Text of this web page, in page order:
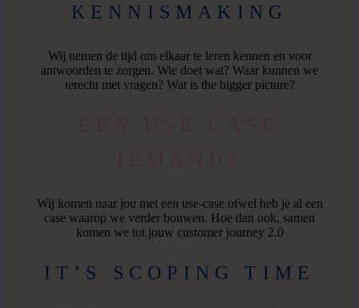
KENNISMAKING
Wij nemen de tijd om elkaar te leren kennen en voor
antwoorden te zorgen. Wie doet wat? Waar kunnen we
terecht met vragen? Wat is the bigger picture?
Wij komen naar jou met een use-case ofwel heb je al een
case waarop we verder bouwen. Hoe dan ook, samen
komen we tot jouw customer journey 2.0
IT’S SCOPING TIME